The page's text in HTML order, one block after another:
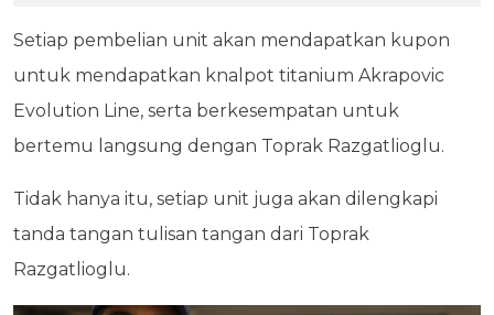
Setiap pembelian unit akan mendapatkan kupon
untuk mendapatkan knalpot titanium Akrapovic
Evolution Line, serta berkesempatan untuk
bertemu langsung dengan Toprak Razgatlioglu.
Tidak hanya itu, setiap unit juga akan dilengkapi
tanda tangan tulisan tangan dari Toprak
Razgatlioglu.